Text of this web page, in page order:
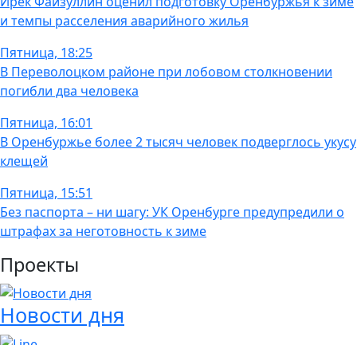
и темпы расселения аварийного жилья
Пятница, 18:25
В Переволоцком районе при лобовом столкновении
погибли два человека
Пятница, 16:01
В Оренбуржье более 2 тысяч человек подверглось укусу
клещей
Пятница, 15:51
Без паспорта – ни шагу: УК Оренбурге предупредили о
штрафах за неготовность к зиме
Проекты
Новости дня